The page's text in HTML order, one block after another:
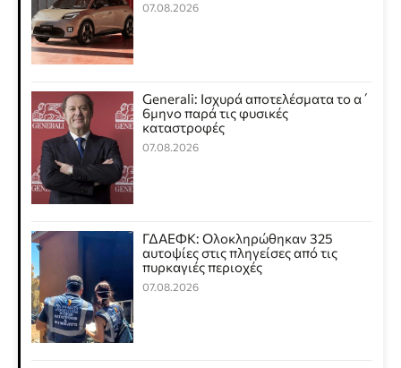
07.08.2026
Generali: Ισχυρά αποτελέσματα το α΄
6μηνο παρά τις φυσικές
καταστροφές
07.08.2026
ΓΔΑΕΦΚ: Ολοκληρώθηκαν 325
αυτοψίες στις πληγείσες από τις
πυρκαγιές περιοχές
07.08.2026